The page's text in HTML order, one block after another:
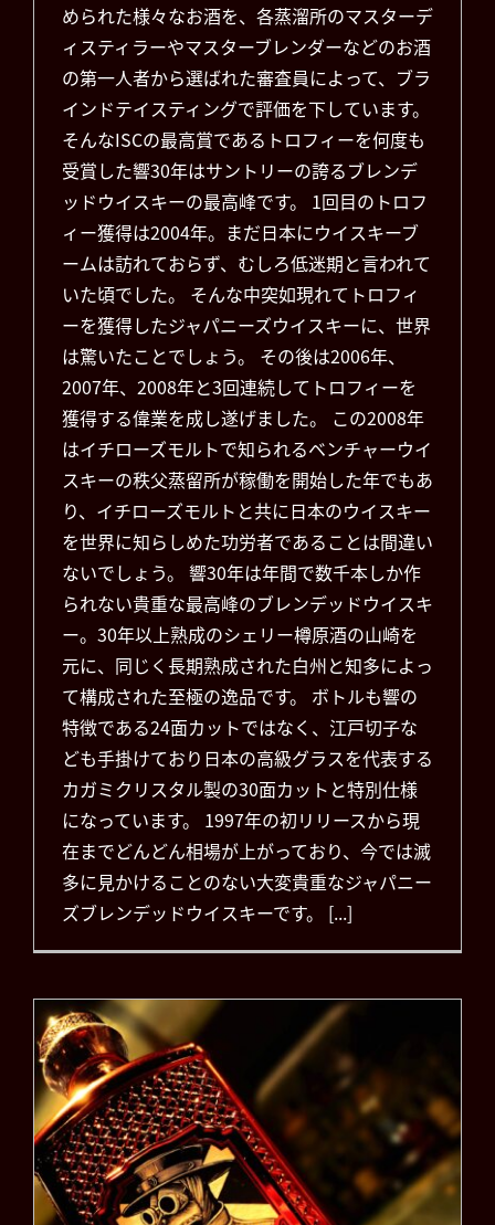
められた様々なお酒を、各蒸溜所のマスターデ
ィスティラーやマスターブレンダーなどのお酒
の第一人者から選ばれた審査員によって、ブラ
インドテイスティングで評価を下しています。
そんなISCの最高賞であるトロフィーを何度も
受賞した響30年はサントリーの誇るブレンデ
ッドウイスキーの最高峰です。 1回目のトロフ
ィー獲得は2004年。まだ日本にウイスキーブ
ームは訪れておらず、むしろ低迷期と言われて
いた頃でした。 そんな中突如現れてトロフィ
ーを獲得したジャパニーズウイスキーに、世界
は驚いたことでしょう。 その後は2006年、
2007年、2008年と3回連続してトロフィーを
獲得する偉業を成し遂げました。 この2008年
はイチローズモルトで知られるベンチャーウイ
スキーの秩父蒸留所が稼働を開始した年でもあ
り、イチローズモルトと共に日本のウイスキー
を世界に知らしめた功労者であることは間違い
ないでしょう。 響30年は年間で数千本しか作
られない貴重な最高峰のブレンデッドウイスキ
ー。30年以上熟成のシェリー樽原酒の山崎を
元に、同じく長期熟成された白州と知多によっ
て構成された至極の逸品です。 ボトルも響の
特徴である24面カットではなく、江戸切子な
ども手掛けており日本の高級グラスを代表する
カガミクリスタル製の30面カットと特別仕様
になっています。 1997年の初リリースから現
在までどんどん相場が上がっており、今では滅
多に見かけることのない大変貴重なジャパニー
ズブレンデッドウイスキーです。 [...]